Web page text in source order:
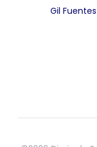
Gil Fuentes